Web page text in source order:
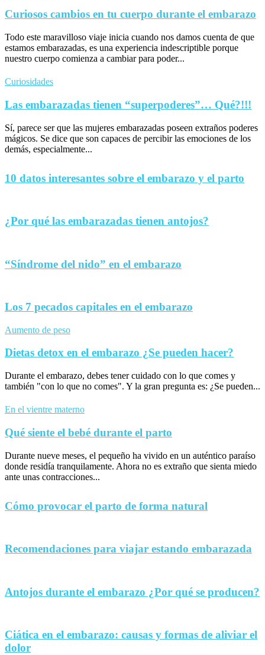
Curiosos cambios en tu cuerpo durante el embarazo
Todo este maravilloso viaje inicia cuando nos damos cuenta de que
estamos embarazadas, es una experiencia indescriptible porque
nuestro cuerpo comienza a cambiar para poder...
Curiosidades
Las embarazadas tienen “superpoderes”… Qué?!!!
Sí, parece ser que las mujeres embarazadas poseen extraños poderes
mágicos. Se dice que son capaces de percibir las emociones de los
demás, especialmente...
10 datos interesantes sobre el embarazo y el parto
¿Por qué las embarazadas tienen antojos?
“Síndrome del nido” en el embarazo
Los 7 pecados capitales en el embarazo
Aumento de peso
Dietas detox en el embarazo ¿Se pueden hacer?
Durante el embarazo, debes tener cuidado con lo que comes y
también "con lo que no comes". Y la gran pregunta es: ¿Se pueden...
En el vientre materno
Qué siente el bebé durante el parto
Durante nueve meses, el pequeño ha vivido en un auténtico paraíso
donde residía tranquilamente. Ahora no es extraño que sienta miedo
ante unas contracciones...
Cómo provocar el parto de forma natural
Recomendaciones para viajar estando embarazada
Antojos durante el embarazo ¿Por qué se producen?
Ciática en el embarazo: causas y formas de aliviar el
dolor